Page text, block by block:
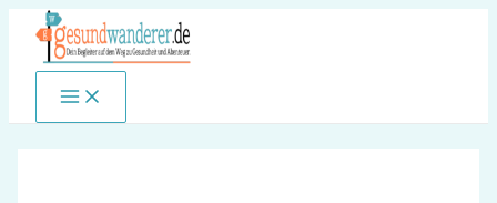
Inhalt
springen